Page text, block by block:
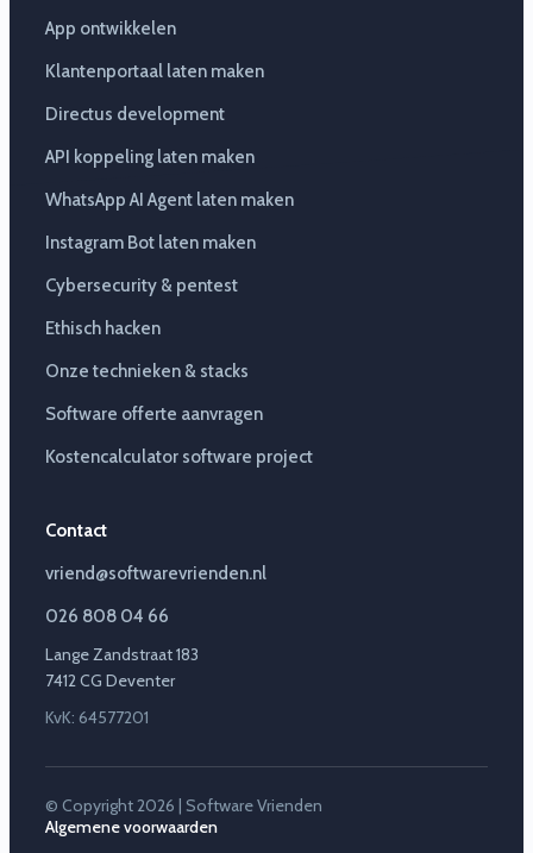
App ontwikkelen
Klantenportaal laten maken
Directus development
API koppeling laten maken
WhatsApp AI Agent laten maken
Instagram Bot laten maken
Cybersecurity & pentest
Ethisch hacken
Onze technieken & stacks
Software offerte aanvragen
Kostencalculator software project
Contact
vriend@softwarevrienden.nl
026 808 04 66
Lange Zandstraat 183
7412 CG Deventer
KvK: 64577201
© Copyright 2026 | Software Vrienden
Algemene voorwaarden